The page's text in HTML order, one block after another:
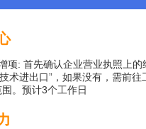
项: 首先确认企业营业执照上的
术进出口”，如果没有，需前往
。预计3个工作日